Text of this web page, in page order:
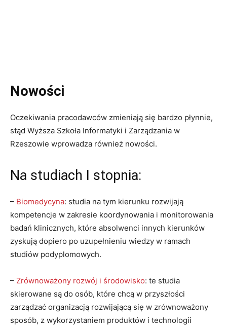
Nowości
Oczekiwania pracodawców zmieniają się bardzo płynnie,
stąd Wyższa Szkoła Informatyki i Zarządzania w
Rzeszowie wprowadza również nowości.
Na studiach I stopnia:
– Biomedycyna: studia na tym kierunku rozwijają
kompetencje w zakresie koordynowania i monitorowania
badań klinicznych, które absolwenci innych kierunków
zyskują dopiero po uzupełnieniu wiedzy w ramach
studiów podyplomowych.
– Zrównoważony rozwój i środowisko: te studia
skierowane są do osób, które chcą w przyszłości
zarządzać organizacją rozwijającą się w zrównoważony
sposób, z wykorzystaniem produktów i technologii